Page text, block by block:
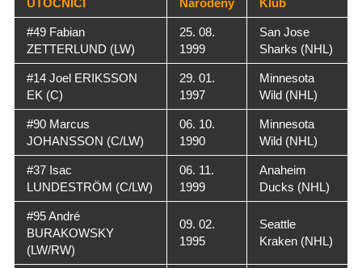
#49 Fabian
ZETTERLUND (LW)
25. 08.
1999
San Jose
Sharks (NHL)
#14 Joel ERIKSSON
EK (C)
29. 01.
1997
Minnesota
Wild (NHL)
#90 Marcus
JOHANSSON (C/LW)
06. 10.
1990
Minnesota
Wild (NHL)
#37 Isac
LUNDESTRÖM (C/LW)
06. 11.
1999
Anaheim
Ducks (NHL)
#95 André
BURAKOWSKY
(LW/RW)
09. 02.
1995
Seattle
Kraken (NHL)